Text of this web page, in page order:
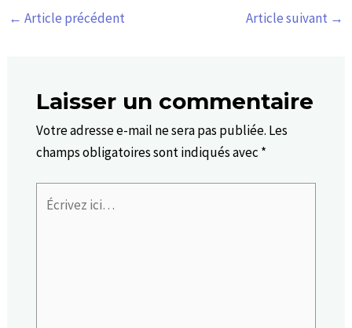
← Article précédent Article suivant →
Laisser un commentaire
Votre adresse e-mail ne sera pas publiée. Les
champs obligatoires sont indiqués avec *
Écrivez
ici…